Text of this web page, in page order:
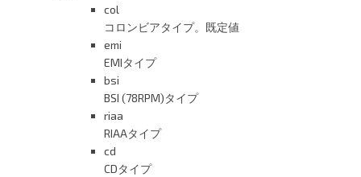
col
コロンビアタイプ。既定値
emi
EMIタイプ
bsi
BSI (78RPM)タイプ
riaa
RIAAタイプ
cd
CDタイプ